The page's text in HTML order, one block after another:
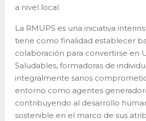
a nivel local.
La RMUPS es una iniciativa
tiene como finalidad establecer
colaboración para convertirse en
Saludables, formadoras de
integralmente sanos
entorno como agentes
contribuyendo al desarrollo
sostenible en el marco de sus